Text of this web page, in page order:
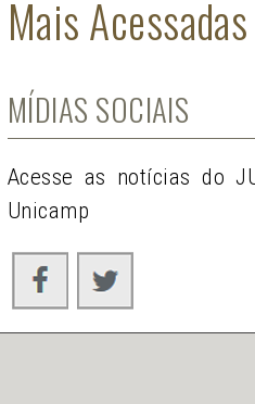
Mais Acessadas
MÍDIAS SOCIAIS
Acesse as notícias do
Unicamp